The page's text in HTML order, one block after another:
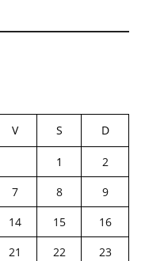
V S D
1
2
7 8
9
14 15
16
21 22
23